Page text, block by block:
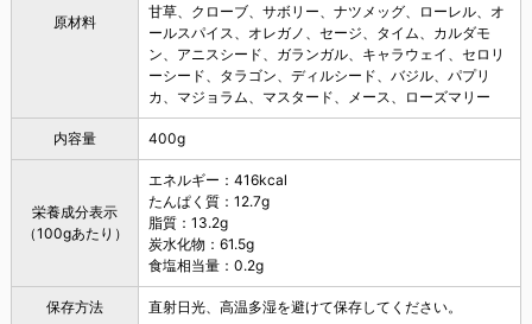
原材料
甘草、クローブ、サボリー、ナツメッグ、ローレル、オ
ールスパイス、オレガノ、セージ、タイム、カルダモ
ン、アニスシード、ガランガル、キャラウェイ、セロリ
ーシード、タラゴン、ディルシード、バジル、パプリ
カ、マジョラム、マスタード、メース、ローズマリー
内容量 400g
栄養成分表示
（100gあたり）
エネルギー：416kcal
たんぱく質：12.7g
脂質：13.2g
炭水化物：61.5g
食塩相当量：0.2g
保存方法 直射日光、高温多湿を避けて保存してください。